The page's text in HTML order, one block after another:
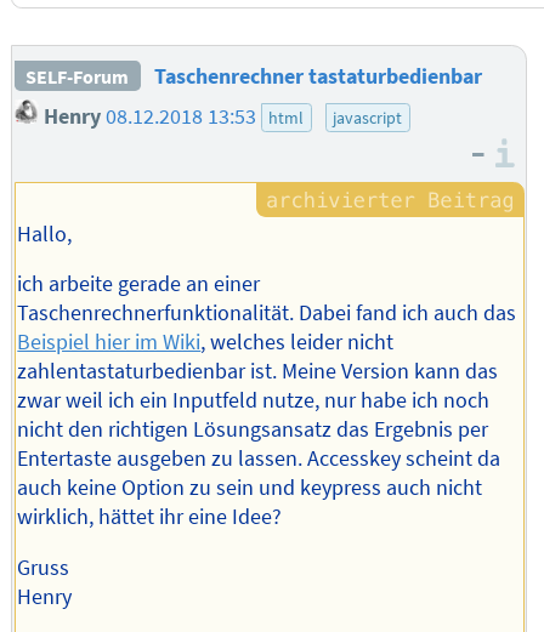
SELF-Forum
Taschenrechner tastaturbedienbar
Henry 08.12.2018 13:53 html javascript
–
Hallo,
ich arbeite gerade an einer
Taschenrechnerfunktionalität. Dabei fand ich auch das
Beispiel hier im Wiki, welches leider nicht
zahlentastaturbedienbar ist. Meine Version kann das
zwar weil ich ein Inputfeld nutze, nur habe ich noch
nicht den richtigen Lösungsansatz das Ergebnis per
Entertaste ausgeben zu lassen. Accesskey scheint da
auch keine Option zu sein und keypress auch nicht
wirklich, hättet ihr eine Idee?
Gruss
Henry